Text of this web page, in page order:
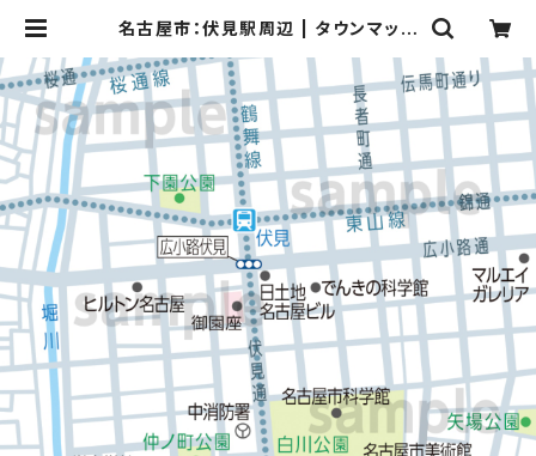
名古屋市：伏見駅周辺 | タウンマップ